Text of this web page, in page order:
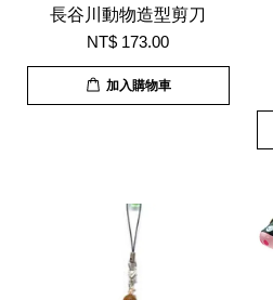
長谷川動物造型剪刀
NT$ 173.00
加入購物車